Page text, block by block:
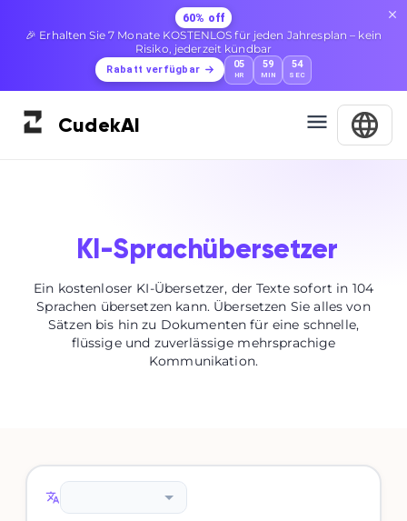
60% off
🎉 Erhalten Sie 7 Monate KOSTENLOS für jeden Jahresplan – kein
Risiko, jederzeit kündbar
Rabatt verfügbar 05
HR
59
MIN
53
SEC
CudekAI
KI-Sprachübersetzer
Ein kostenloser KI-Übersetzer, der Texte sofort in 104
Sprachen übersetzen kann. Übersetzen Sie alles von
Sätzen bis hin zu Dokumenten für eine schnelle,
flüssige und zuverlässige mehrsprachige
Kommunikation.